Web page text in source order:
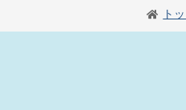
ト